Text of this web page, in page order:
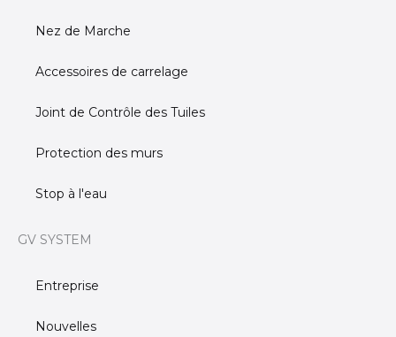
Nez de Marche
Accessoires de carrelage
Joint de Contrôle des Tuiles
Protection des murs
Stop à l'eau
GV SYSTEM
Entreprise
Nouvelles
r
m
e